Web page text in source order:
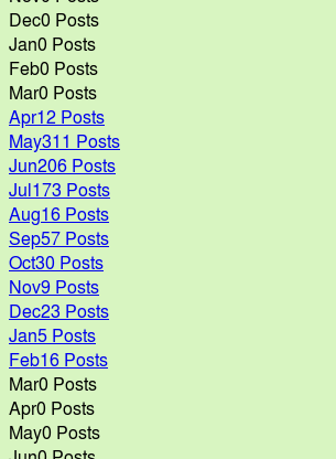
Dec0 Posts
Jan0 Posts
Feb0 Posts
Mar0 Posts
Apr12 Posts
May311 Posts
Jun206 Posts
Jul173 Posts
Aug16 Posts
Sep57 Posts
Oct30 Posts
Nov9 Posts
Dec23 Posts
Jan5 Posts
Feb16 Posts
Mar0 Posts
Apr0 Posts
May0 Posts